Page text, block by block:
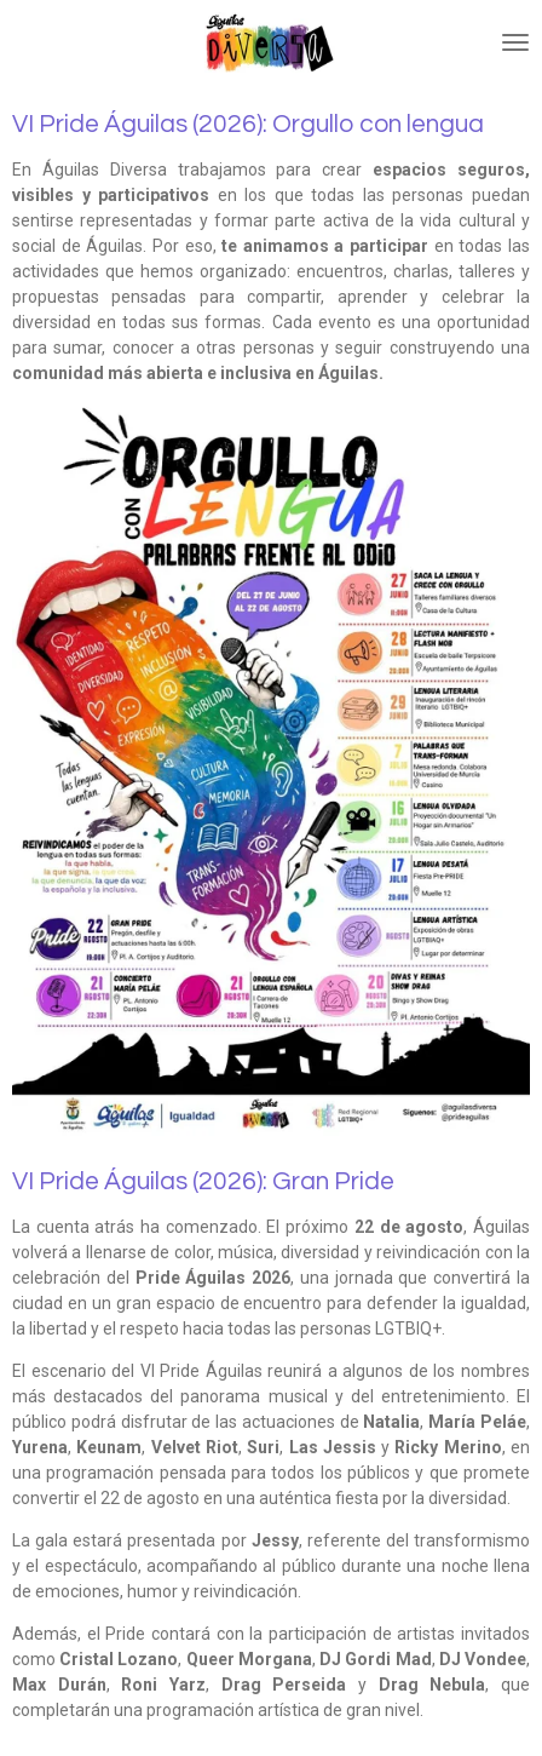
VI Pride Águilas (2026): Orgullo con lengua
En Águilas Diversa trabajamos para crear espacios seguros,
visibles y participativos en los que todas las personas puedan
sentirse representadas y formar parte activa de la vida cultural y
social de Águilas. Por eso,te animamos a participar en todas las
actividades que hemos organizado: encuentros, charlas, talleres y
propuestas pensadas para compartir, aprender y celebrar la
diversidad en todas sus formas. Cada evento es una oportunidad
para sumar, conocer a otras personas y seguir construyendo una
comunidad más abierta e inclusiva en Águilas.
VI Pride Águilas (2026): Gran Pride
La cuenta atrás ha comenzado. El próximo 22 de agosto, Águilas
volverá a llenarse de color, música, diversidad y reivindicación con la
celebración del
Pride Águilas 2026, una jornada que convertirá la
ciudad en un gran espacio de encuentro para defender la igualdad,
la libertad y el respeto hacia todas las personas LGTBIQ+.
El escenario del VI Pride Águilas reunirá a algunos de los nombres
más destacados del panorama musical y del entretenimiento. El
público podrá disfrutar de las actuaciones de Natalia, María Peláe,
Yurena, Keunam, Velvet Riot,Suri, Las Jessis y Ricky Merino, en
una programación pensada para todos los públicos y que promete
convertir el 22 de agosto en una auténtica fiesta por la diversidad.
La gala estará presentada por Jessy, referente del transformismo
y el espectáculo, acompañando al público durante una noche llena
de emociones, humor y reivindicación.
Además, el Pride contará con la participación de artistas invitados
como Cristal Lozano, Queer Morgana, DJ Gordi Mad, DJ Vondee,
Max Durán, Roni Yarz, Drag Perseida y Drag Nebula, que
completarán una programación artística de gran nivel.